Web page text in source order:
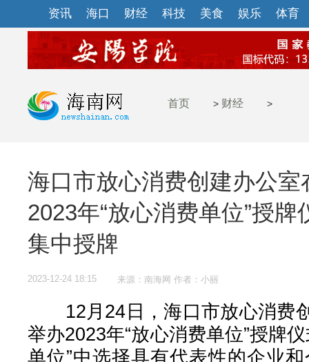
资讯 海口 财经 科技 美食 娱乐 体育
首页 > 财经 >
海口市放心消费创建办公
2023年“放心消费单位”授
集中授牌
2023-12-24 18:15 来源：南海网 作者：小丽
12月24日，海口市放心消费
举办2023年“放心消费单位”授牌
单位”中选择具有代表性的企业